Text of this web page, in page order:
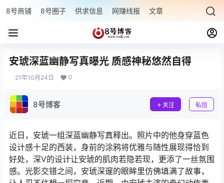
8号商铺 8号圈子 供求信息 网赚线报 文章专题 最新文章
安琥深蓝幽静写真曝光 质感神秘悠然自得
21年10月24日 0
8号博客 关注 私信
近日，安琥一组深蓝幽静写真释出。照片中的他身穿蓝色
设计感十足的西装，身前的涂鸦将优雅与随性展现得恰到
好处，深V的设计让安琥的肌肉若隐若现，更添了一丝氛围
感。光影交错之间，安琥深邃的眼眸里仿佛填满了故事，